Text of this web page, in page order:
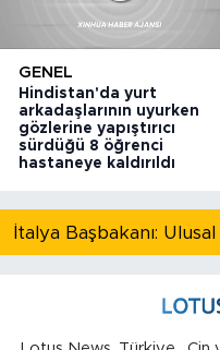
GENEL
Hindistan'da yurt
arkadaşlarının uyurken
gözlerine yapıştırıcı
sürdüğü 8 öğrenci
hastaneye kaldırıldı